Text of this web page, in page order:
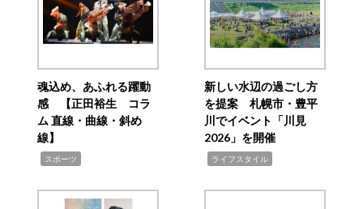
魂込め、あふれる躍動
感 【正田裕生 コラ
ム 直線・曲線・斜め
線】
スポーツ
新しい水辺の過ごし方
を提案 札幌市・豊平
川でイベント「川見
2026」を開催
ライフスタイル